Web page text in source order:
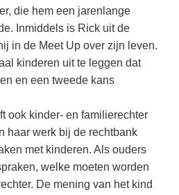
die hem een jarenlange
Inmiddels is Rick uit de
in de Meet Up over zijn leven.
kinderen uit te leggen dat
en een tweede kans
ook kinder- en familierechter
haar werk bij de rechtbank
met kinderen. Als ouders
welke moeten worden
De mening van het kind